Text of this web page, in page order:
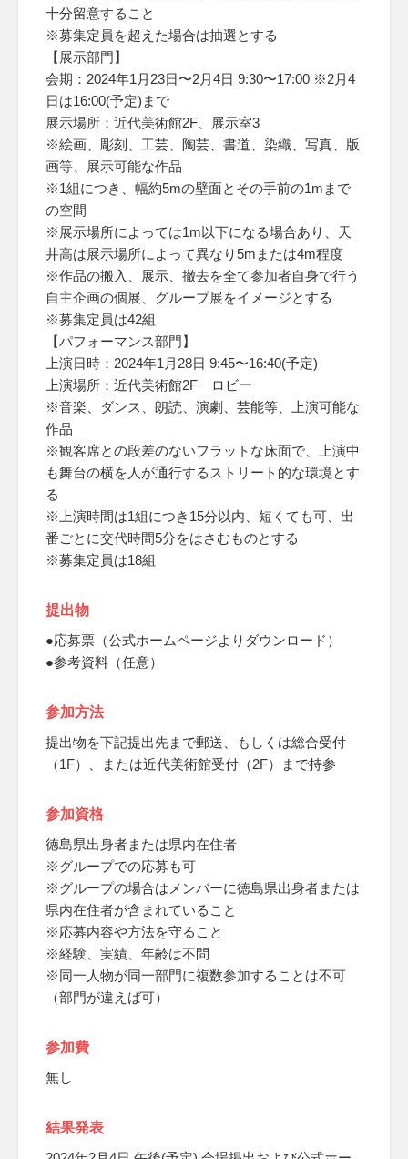
十分留意すること
※募集定員を超えた場合は抽選とする
【展示部門】
会期：2024年1月23日〜2月4日 9:30〜17:00 ※2月4
日は16:00(予定)まで
展示場所：近代美術館2F、展示室3
※絵画、彫刻、工芸、陶芸、書道、染織、写真、版
画等、展示可能な作品
※1組につき、幅約5mの壁面とその手前の1mまで
の空間
※展示場所によっては1m以下になる場合あり、天
井高は展示場所によって異なり5mまたは4m程度
※作品の搬入、展示、撤去を全て参加者自身で行う
自主企画の個展、グループ展をイメージとする
※募集定員は42組
【パフォーマンス部門】
上演日時：2024年1月28日 9:45〜16:40(予定)
上演場所：近代美術館2F ロビー
※音楽、ダンス、朗読、演劇、芸能等、上演可能な
作品
※観客席との段差のないフラットな床面で、上演中
も舞台の横を人が通行するストリート的な環境とす
る
※上演時間は1組につき15分以内、短くても可、出
番ごとに交代時間5分をはさむものとする
※募集定員は18組
提出物
●応募票（公式ホームページよりダウンロード）
●参考資料（任意）
参加方法
提出物を下記提出先まで郵送、もしくは総合受付
（1F）、または近代美術館受付（2F）まで持参
参加資格
徳島県出身者または県内在住者
※グループでの応募も可
※グループの場合はメンバーに徳島県出身者または
県内在住者が含まれていること
※応募内容や方法を守ること
※経験、実績、年齢は不問
※同一人物が同一部門に複数参加することは不可
（部門が違えば可）
参加費
無し
結果発表